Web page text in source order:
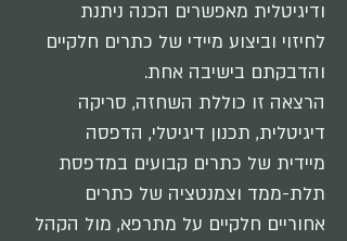
ודיגיטלית מאפשרים הכנה ניתנת
לחיזוי וביצוע מיידי של כתרים חלקיים
והדבקתם בישיבה אחת.
הרצאה זו כוללת השחזה, סריקה
דיגיטלית, תכנון דיגיטלי, הדפסה
מיידית של כתרים קבועים במדפסת
תלת-ממד וצמנטציה של כתרים
אחוריים חלקיים על מתרפא, מול הקהל